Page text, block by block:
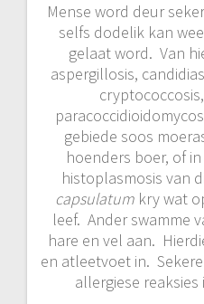
Mense word deur
selfs dodelik kan
gelaat word. Van
aspergillosis,
gebiede soos
hoenders boer, of
histoplasmosis van
capsulatumkry wat
leef. Ander swamme
hare en vel aan.
en atleetvoet in.
allergiese